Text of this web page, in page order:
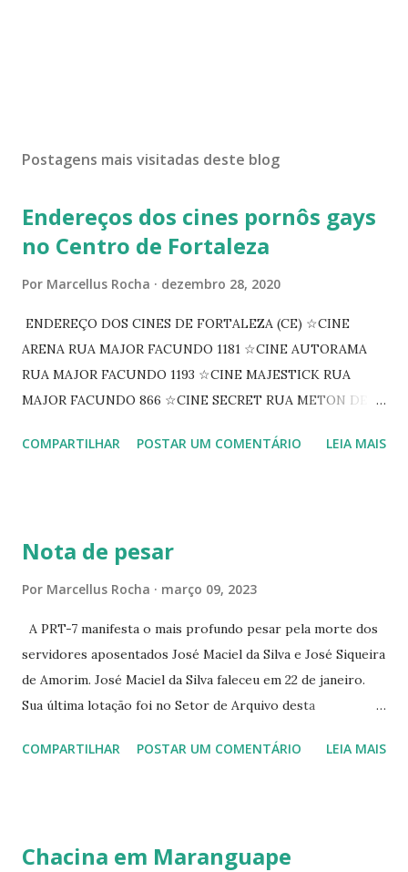
Postagens mais visitadas deste blog
Endereços dos cines pornôs gays
no Centro de Fortaleza
Por Marcellus Rocha dezembro 28, 2020
ENDEREÇO DOS CINES DE FORTALEZA (CE) ☆CINE
ARENA RUA MAJOR FACUNDO 1181 ☆CINE AUTORAMA
RUA MAJOR FACUNDO 1193 ☆CINE MAJESTICK RUA
MAJOR FACUNDO 866 ☆CINE SECRET RUA METON DE
PEIXOTO 1307 ☆CINE IRIS RUA FLORIANO PEIXOTO 1206
☆CINE VIP CLUBE RUA 24 DE MAIO 825 ☆CINE ECLIPSE
COMPARTILHAR POSTAR UM COMENTÁRIO LEIA MAIS
Nota de pesar
Por Marcellus Rocha março 09, 2023
A PRT-7 manifesta o mais profundo pesar pela morte dos
servidores aposentados José Maciel da Silva e José Siqueira
de Amorim. José Maciel da Silva faleceu em 22 de janeiro.
Sua última lotação foi no Setor de Arquivo desta
Siqueira Amorim faleceu em 28 de fevereiro e encerrou a
enquanto atuaram nesta instituição.
COMPARTILHAR POSTAR UM COMENTÁRIO LEIA MAIS
Chacina em Maranguape